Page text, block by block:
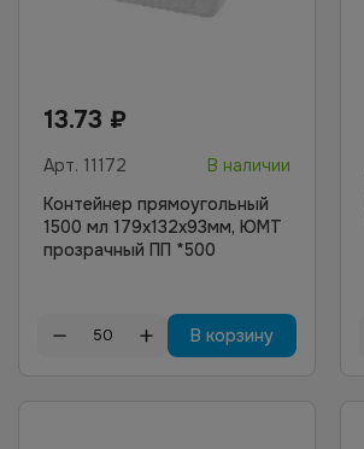
13.73 ₽
Арт. 11172
В наличии
Контейнер прямоугольный
1500 мл 179х132х93мм, ЮМТ
прозрачный ПП *500
В корзину